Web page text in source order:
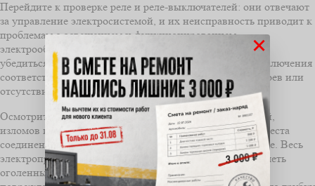
Перейдите к проверке реле и реле-выключателей: они отвечают
за управление электросистемой, и их неисправность приводит к
проблемам с освещением и функционированием
электрооборудования. Используйте мультиметр, чтобы
убедиться в наличии напряжения на контактах после включения
соответствующих систем. В случае обнаружения перебоев или
отсутствия напряжения – замените неисправные реле.
Осмотрите провода и разъемы на наличие повреждений,
изломов или износа. Особенно обратите внимание на места
соединений, где могут появиться корозия или окисление. Весь
электропровод должен быть надежно закреплен и не иметь
оголенных участков. При необходимости замените
×